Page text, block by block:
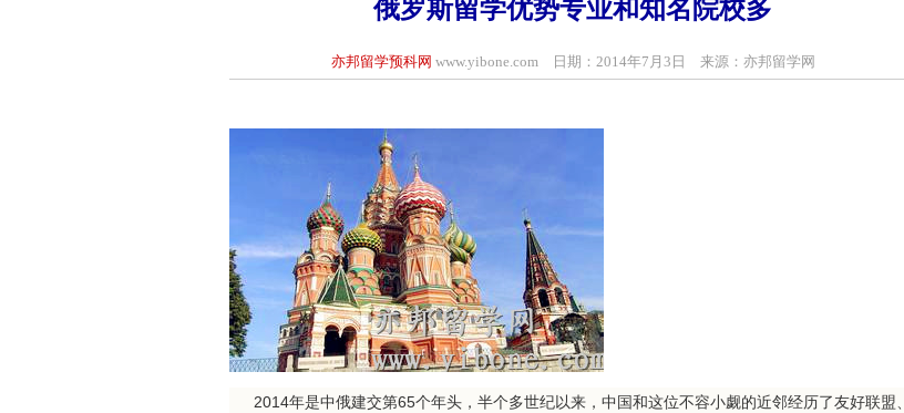
俄罗斯留学优势专业和知名院校多
亦邦留学预科网 www.yibone.com 日期：2014年7月3日 来源：亦邦留学网
2014年是中俄建交第65个年头，半个多世纪以来，中国和这位不容小觑的近邻经历了友好联盟、